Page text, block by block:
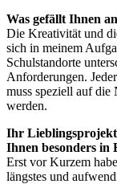
Was gefällt Ihnen
Die Kreativität und
sich in meinem
Schulstandorte
Anforderungen.
muss speziell auf die
werden.
Ihr Lieblingsprojekt
Ihnen besonders in
Erst vor Kurzem
längstes und